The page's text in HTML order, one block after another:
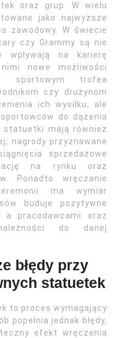
oraz grup. W wielu
jako najwyższe
zawodowy. W świecie
czy Grammy są nie
na karierę
nowe możliwości
sportowym trofea
czy drużynom
ich wysiłku, ale
do dążenia
statuetki mają również
nagrody przyznawane
sprzedażowe
na rynku oraz
Ponadto wręczanie
ma wymiar
buduje pozytywne
a pracodawcami oraz
do danej
błędy przy
statuetek
to proces wymagający
popełnia jednak błędy,
efekt wręczenia